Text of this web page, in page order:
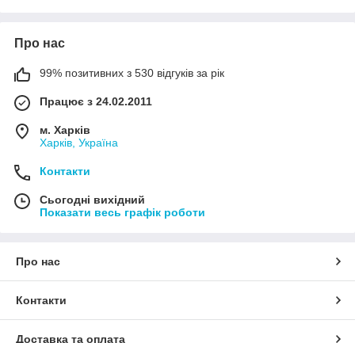
Про нас
99% позитивних з 530 відгуків за рік
Працює з 24.02.2011
м. Харків
Харків, Україна
Контакти
Сьогодні вихідний
Показати весь графік роботи
Про нас
Контакти
Доставка та оплата